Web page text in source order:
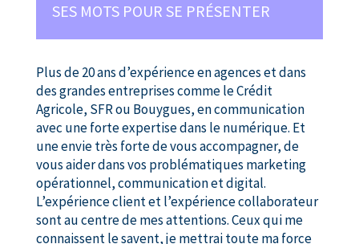
SES MOTS POUR SE PRÉSENTER
Plus de 20 ans d’expérience en agences et dans
des grandes entreprises comme le Crédit
Agricole, SFR ou Bouygues, en communication
avec une forte expertise dans le numérique. Et
une envie très forte de vous accompagner, de
vous aider dans vos problématiques marketing
opérationnel, communication et digital.
L’expérience client et l’expérience collaborateur
sont au centre de mes attentions. Ceux qui me
connaissent le savent, je mettrai toute ma force